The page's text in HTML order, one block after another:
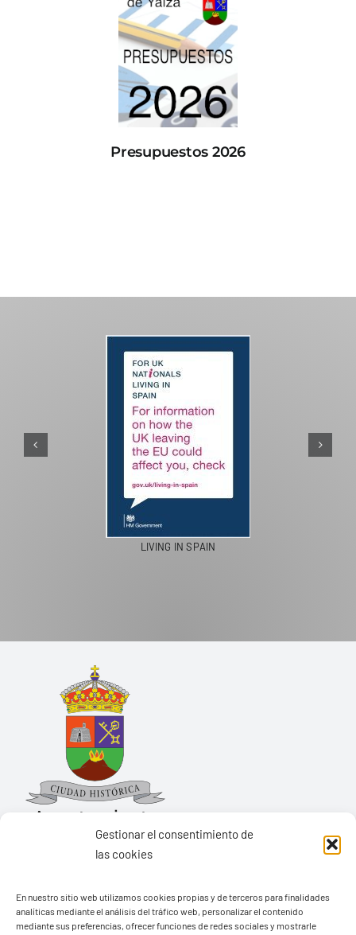
Gestionar el consentimiento de
las cookies
En nuestro sitio web utilizamos cookies propias y de terceros para finalidades
analíticas mediante el análisis del tráfico web, personalizar el contenido
mediante sus preferencias, ofrecer funciones de redes sociales y mostrarle
Presupuestos 2026
PASEOS EN CAMELLO
Pza. de Los Remedios, 1
35570 – Yaiza